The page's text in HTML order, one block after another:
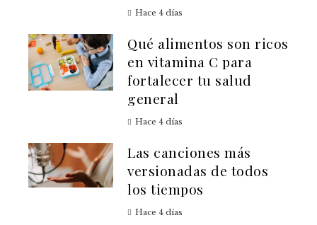
Hace 4 días
Qué alimentos son ricos
en vitamina C para
fortalecer tu salud
general
Hace 4 días
Las canciones más
versionadas de todos
los tiempos
Hace 4 días